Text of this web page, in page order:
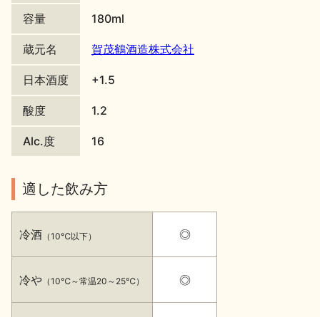
日本酒の楽しみ方特集
地酒・イベント情報
容量 180ml
蔵元名 賀茂鶴酒造株式会社
日本酒度 +1.5
酸度 1.2
Alc.度 16
適した飲み方
冷酒 （10℃以下）
冷や （10℃～常温20～25℃）
◎
◎